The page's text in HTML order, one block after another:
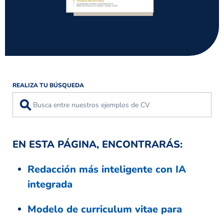
REALIZA TU BÚSQUEDA
⚲
EN ESTA PÁGINA, ENCONTRARÁS:
Redacción más inteligente con IA
integrada
Modelo de curriculum vitae para